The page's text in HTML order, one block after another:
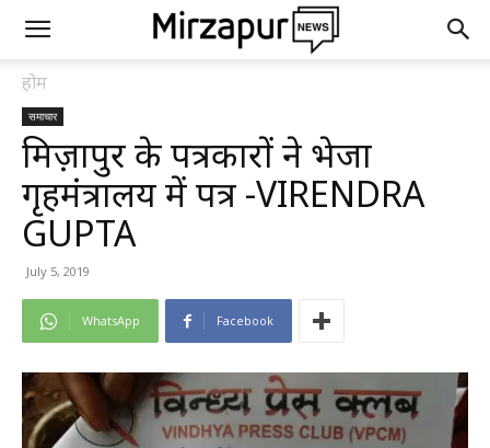
होम
समाचार
मिर्ज़ापुर के पत्रकारों ने भेजा
गृहमंत्रालय में पत्र -VIRENDRA
GUPTA
July 5, 2019
WhatsApp Facebook